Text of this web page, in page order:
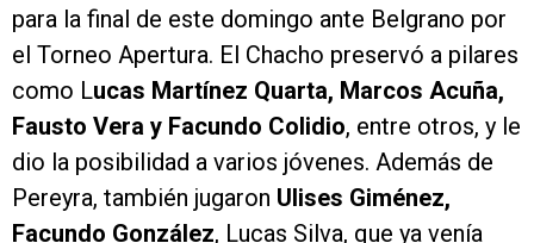
para la final de este domingo ante Belgrano por
el Torneo Apertura. El Chacho preservó a pilares
como Lucas Martínez Quarta, Marcos Acuña,
Fausto Vera y Facundo Colidio, entre otros, y le
dio la posibilidad a varios jóvenes. Además de
Pereyra, también jugaron Ulises Giménez,
Facundo González, Lucas Silva, que ya venía